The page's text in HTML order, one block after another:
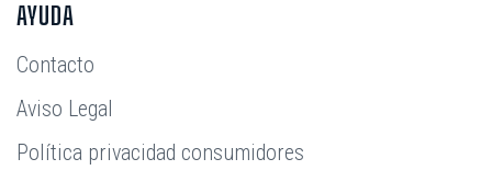
AYUDA
Contacto
Aviso Legal
Política privacidad consumidores